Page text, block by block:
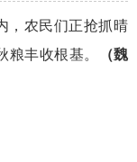
，农民们正抢抓晴
丰收根基。
（魏